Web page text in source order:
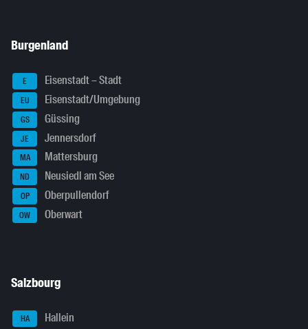
Burgenland
E Eisenstadt – Stadt
EU Eisenstadt/Umgebung
GS Güssing
JE Jennersdorf
MA Mattersburg
ND Neusiedl am See
OP Oberpullendorf
OW Oberwart
Salzbourg
HA Hallein